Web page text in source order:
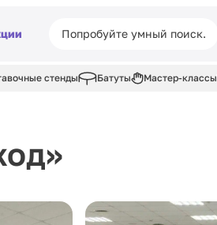
стенды Батуты Мастер-классы